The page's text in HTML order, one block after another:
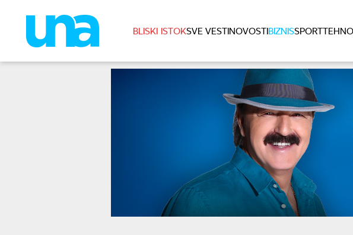
BLISKI ISTOKSVE VESTINOVOSTIBIZNISSPORT